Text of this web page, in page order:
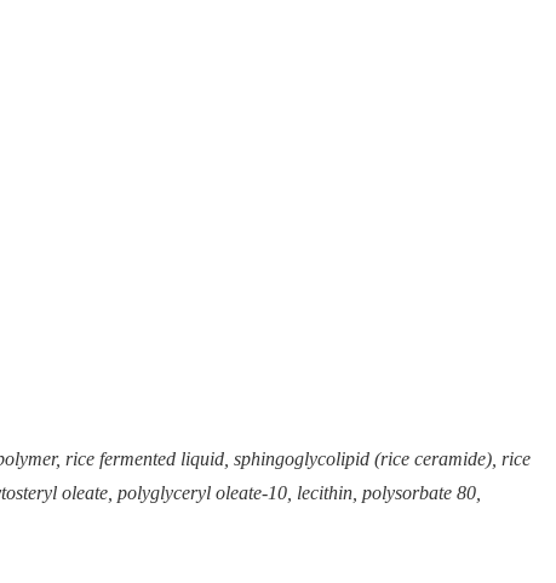
rice fermented liquid, sphingoglycolipid (rice ceramide), rice
oleate, polyglyceryl oleate-10, lecithin, polysorbate 80,